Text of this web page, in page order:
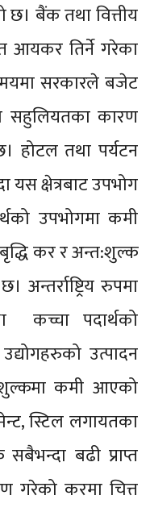
बैंक तथा वित्तीय
आयकर तिर्ने गरेका
सरकारले बजेट
सहुलियतका कारण
होटल तथा पर्यटन
यस क्षेत्रबाट उपभोग
उपभोगमा कमी
कर र अन्त:शुल्क
रुपमा
कच्चा पदार्थको
उत्पादन
कमी आएको
स्टिल लगायतका
बढी प्राप्त
गरेको करमा चित्त